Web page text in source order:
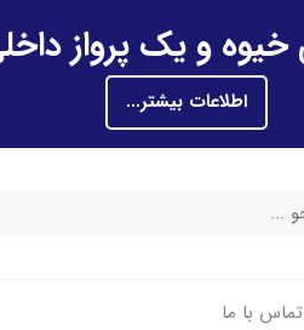
اطلاعات بیشتر...
تماس با ما